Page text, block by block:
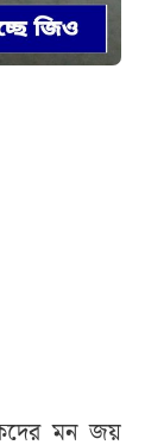
মন জয়